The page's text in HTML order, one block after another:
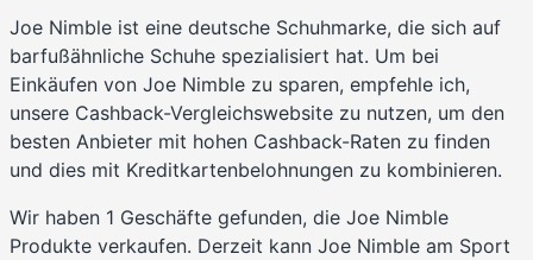
Joe Nimble ist eine deutsche Schuhmarke, die sich auf
barfußähnliche Schuhe spezialisiert hat. Um bei
Einkäufen von Joe Nimble zu sparen, empfehle ich,
unsere Cashback-Vergleichswebsite zu nutzen, um den
besten Anbieter mit hohen Cashback-Raten zu finden
und dies mit Kreditkartenbelohnungen zu kombinieren.
Wir haben 1 Geschäfte gefunden, die Joe Nimble
Produkte verkaufen. Derzeit kann Joe Nimble am Sport